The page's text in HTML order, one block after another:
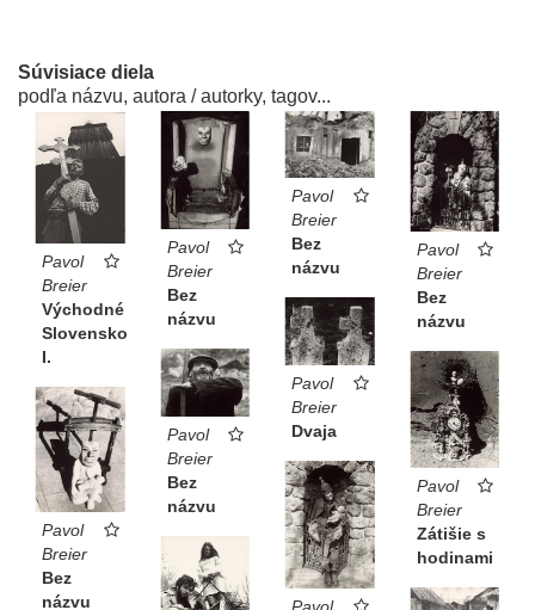
Súvisiace diela
podľa názvu, autora / autorky, tagov...
Pavol
Breier
Východné
Slovensko
I.
Pavol
Breier
Bez
názvu
Pavol
Breier
Bez
názvu
Pavol
Breier
Bez
názvu
Pavol
Breier
Dvaja
Pavol
Breier
Bez
názvu
Pavol
Breier
Zátišie s
hodinami
Pavol
Breier
Bez
názvu